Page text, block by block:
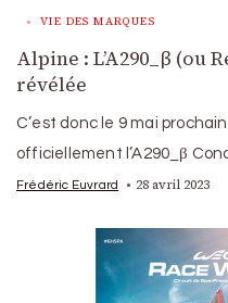
VIE DES MARQUES
Alpine : L’A290_β (ou
révélée
C’est donc le 9 mai
officiellement l’A290_β
Frédéric Euvrard 28 avril 2023